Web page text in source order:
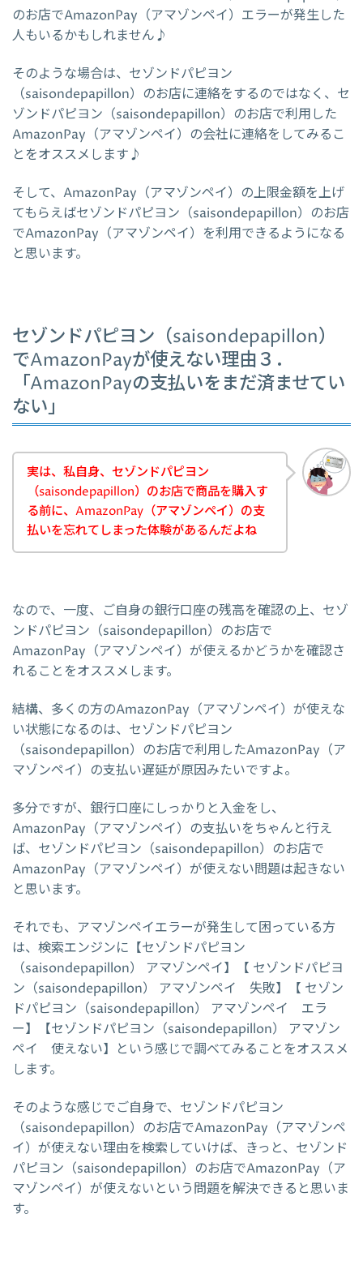
のお店でAmazonPay（アマゾンペイ）エラーが発生した
人もいるかもしれません♪
そのような場合は、セゾンドパピヨン
（saisondepapillon）のお店に連絡をするのではなく、セ
ゾンドパピヨン（saisondepapillon）のお店で利用した
AmazonPay（アマゾンペイ）の会社に連絡をしてみるこ
とをオススメします♪
そして、AmazonPay（アマゾンペイ）の上限金額を上げ
てもらえばセゾンドパピヨン（saisondepapillon）のお店
でAmazonPay（アマゾンペイ）を利用できるようになる
と思います。
セゾンドパピヨン（saisondepapillon）
でAmazonPayが使えない理由３．
「AmazonPayの支払いをまだ済ませてい
ない」
実は、私自身、セゾンドパピヨン
（saisondepapillon）のお店で商品を購入す
る前に、AmazonPay（アマゾンペイ）の支
払いを忘れてしまった体験があるんだよね
なので、一度、ご自身の銀行口座の残高を確認の上、セゾ
ンドパピヨン（saisondepapillon）のお店で
AmazonPay（アマゾンペイ）が使えるかどうかを確認さ
れることをオススメします。
結構、多くの方のAmazonPay（アマゾンペイ）が使えな
い状態になるのは、セゾンドパピヨン
（saisondepapillon）のお店で利用したAmazonPay（ア
マゾンペイ）の支払い遅延が原因みたいですよ。
多分ですが、銀行口座にしっかりと入金をし、
AmazonPay（アマゾンペイ）の支払いをちゃんと行え
ば、セゾンドパピヨン（saisondepapillon）のお店で
AmazonPay（アマゾンペイ）が使えない問題は起きない
と思います。
それでも、アマゾンペイエラーが発生して困っている方
は、検索エンジンに【セゾンドパピヨン
（saisondepapillon） アマゾンペイ】【 セゾンドパピヨ
ン（saisondepapillon） アマゾンペイ 失敗】【 セゾン
ドパピヨン（saisondepapillon） アマゾンペイ エラ
ー】【セゾンドパピヨン（saisondepapillon） アマゾン
ペイ 使えない】という感じで調べてみることをオススメ
します。
そのような感じでご自身で、セゾンドパピヨン
（saisondepapillon）のお店でAmazonPay（アマゾンペ
イ）が使えない理由を検索していけば、きっと、セゾンド
パピヨン（saisondepapillon）のお店でAmazonPay（ア
マゾンペイ）が使えないという問題を解決できると思いま
す。